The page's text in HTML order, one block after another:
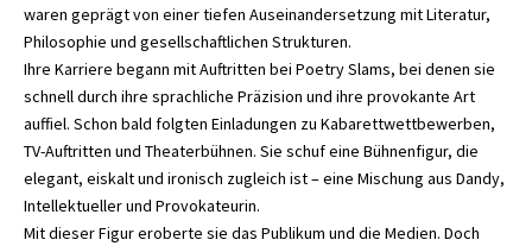
waren geprägt von einer tiefen Auseinandersetzung mit Literatur,
Philosophie und gesellschaftlichen Strukturen.
Ihre Karriere begann mit Auftritten bei Poetry Slams, bei denen sie
schnell durch ihre sprachliche Präzision und ihre provokante Art
auffiel. Schon bald folgten Einladungen zu Kabarettwettbewerben,
TV-Auftritten und Theaterbühnen. Sie schuf eine Bühnenfigur, die
elegant, eiskalt und ironisch zugleich ist – eine Mischung aus Dandy,
Intellektueller und Provokateurin.
Mit dieser Figur eroberte sie das Publikum und die Medien. Doch